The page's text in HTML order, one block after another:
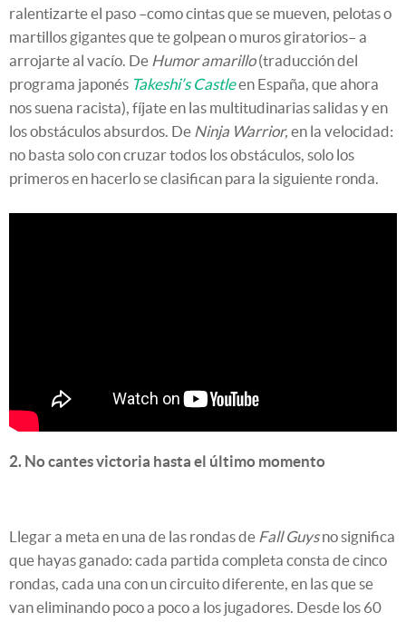
ralentizarte el paso –como cintas que se mueven, pelotas o
martillos gigantes que te golpean o muros giratorios– a
arrojarte al vacío. De Humor amarillo(traducción del
programa japonés Takeshi’s Castleen España, que ahora
nos suena racista), fíjate en las multitudinarias salidas y en
los obstáculos absurdos. De Ninja Warrior, en la velocidad:
no basta solo con cruzar todos los obstáculos, solo los
primeros en hacerlo se clasifican para la siguiente ronda.
2. No cantes victoria hasta el último momento
Llegar a meta en una de las rondas de Fall Guysno significa
que hayas ganado: cada partida completa consta de cinco
rondas, cada una con un circuito diferente, en las que se
van eliminando poco a poco a los jugadores. Desde los 60